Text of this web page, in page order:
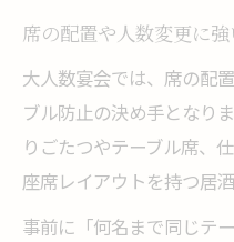
席の配置や人数変更に
大人数宴会では、席の配
ブル防止の決め手となり
りごたつやテーブル席、
座席レイアウトを持つ居
事前に「何名まで同じテ